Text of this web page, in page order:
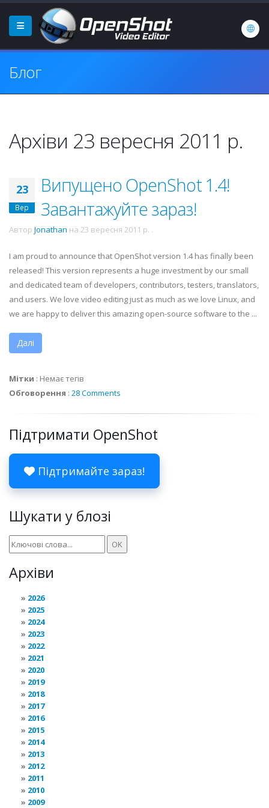
Блог
Архіви 23 вересня 2011 р.
23
Вер
Випущено OpenShot 1.4!
Завантажуйте зараз!
Автор Jonathan на 23 вересня 2011 р. .
I am proud to announce that OpenShot version 1.4 has finally been
released! This version represents a huge investment by our small
and dedicated team of developers, contributors, testers, translators,
and users. We love video editing just as much as we love Linux, and
we are happy to deliver this amazing open-source software to the ...
Далі
Мітки : Немає тегів
Обговорення : 28 Comments
Підтримати OpenShot
Підтримайте зараз!
Шукати у блозі
Архіви
2026
2025
2024
2023
2022
2021
2020
2019
2018
2017
2016
2015
2014
2013
2012
2011
2010
2009